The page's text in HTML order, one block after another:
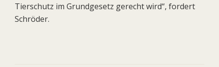
Tierschutz im Grundgesetz gerecht wird“, fordert
Schröder.